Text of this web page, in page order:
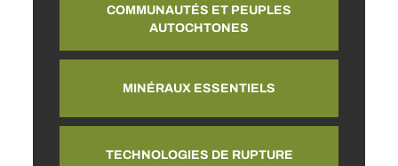
COMMUNAUTÉS ET PEUPLES
AUTOCHTONES
MINÉRAUX ESSENTIELS
TECHNOLOGIES DE RUPTURE